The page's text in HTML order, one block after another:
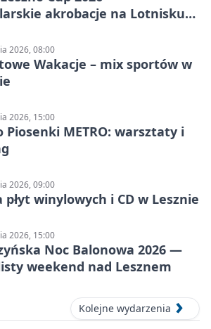
akrobacje na Lotnisku
2026, 08:00
Wakacje – mix sportów w
2026, 15:00
Piosenki METRO: warsztaty i
2026, 09:00
płyt winylowych i CD w Lesznie
2026, 15:00
Noc Balonowa 2026 —
weekend nad Lesznem
Kolejne wydarzenia